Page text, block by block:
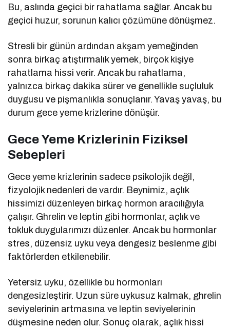
Bu, aslında geçici bir rahatlama sağlar. Ancak bu
geçici huzur, sorunun kalıcı çözümüne dönüşmez.
Stresli bir günün ardından akşam yemeğinden
sonra birkaç atıştırmalık yemek, birçok kişiye
rahatlama hissi verir. Ancak bu rahatlama,
yalnızca birkaç dakika sürer ve genellikle suçluluk
duygusu ve pişmanlıkla sonuçlanır. Yavaş yavaş, bu
durum gece yeme krizlerine dönüşür.
Gece Yeme Krizlerinin Fiziksel
Sebepleri
Gece yeme krizlerinin sadece psikolojik değil,
fizyolojik nedenleri de vardır. Beynimiz, açlık
hissimizi düzenleyen birkaç hormon aracılığıyla
çalışır. Ghrelin ve leptin gibi hormonlar, açlık ve
tokluk duygularımızı düzenler. Ancak bu hormonlar
stres, düzensiz uyku veya dengesiz beslenme gibi
faktörlerden etkilenebilir.
Yetersiz uyku, özellikle bu hormonları
dengesizleştirir. Uzun süre uykusuz kalmak, ghrelin
seviyelerinin artmasına ve leptin seviyelerinin
düşmesine neden olur. Sonuç olarak, açlık hissi